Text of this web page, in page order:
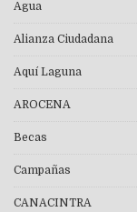
Agua
Alianza Ciudadana
Aquí Laguna
AROCENA
Becas
Campañas
CANACINTRA